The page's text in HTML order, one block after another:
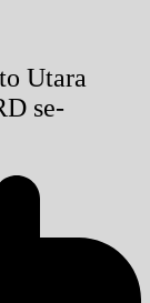
Utara
se-